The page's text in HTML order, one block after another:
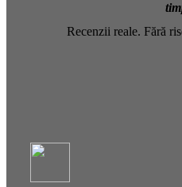
Recenzii reale. Fără